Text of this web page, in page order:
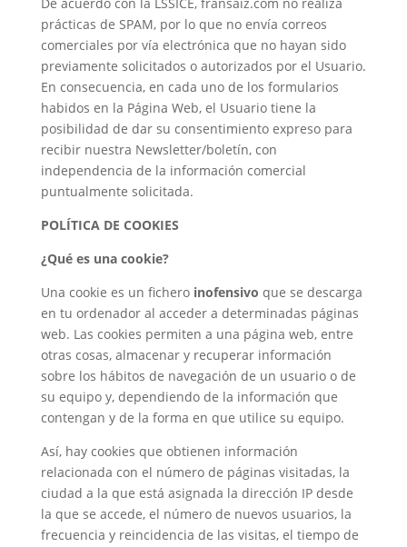
prácticas de SPAM, por lo que no envía correos
comerciales por vía electrónica que no hayan sido
previamente solicitados o autorizados por el Usuario.
En consecuencia, en cada uno de los formularios
habidos en la Página Web, el Usuario tiene la
posibilidad de dar su consentimiento expreso para
recibir nuestra Newsletter/boletín, con
independencia de la información comercial
puntualmente solicitada.
POLÍTICA DE COOKIES
¿Qué es una cookie?
Una cookie es un fichero inofensivo que se descarga
en tu ordenador al acceder a determinadas páginas
web. Las cookies permiten a una página web, entre
otras cosas, almacenar y recuperar información
sobre los hábitos de navegación de un usuario o de
su equipo y, dependiendo de la información que
contengan y de la forma en que utilice su equipo.
Así, hay cookies que obtienen información
relacionada con el número de páginas visitadas, la
ciudad a la que está asignada la dirección IP desde
la que se accede, el número de nuevos usuarios, la
frecuencia y reincidencia de las visitas, el tiempo de